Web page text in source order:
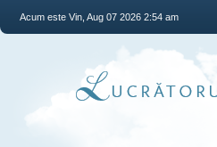
Acum este Vin, Aug 07 2026 2:54 am